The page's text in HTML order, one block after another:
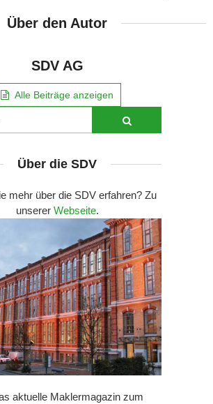
Über den Autor
SDV AG
Alle Beiträge anzeigen
Über die SDV
mehr über die SDV erfahren? Zu
unserer Webseite.
aktuelle Maklermagazin zum